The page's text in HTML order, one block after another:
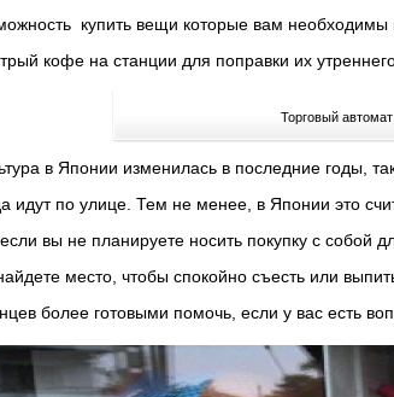
купить вещи которые вам необходимы
кофе на станции для поправки их
Торговый
в Японии изменилась в последние годы,
идут по улице. Тем не менее, в Японии это
вы не планируете носить покупку с собой
место, чтобы спокойно съесть или
более готовыми помочь, если у вас есть